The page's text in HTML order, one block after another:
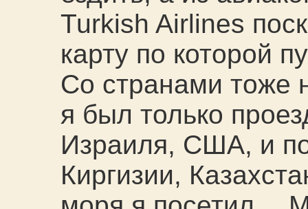
Turkish Airlines
карту по которой
Со странами тоже
я был только
Израиля, США, и
Киргизии,